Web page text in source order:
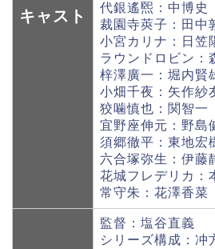
キャスト
代銀遙煕：中博史
裁園寺莢子：田中
小宮カリナ：日笠
ラウンドロビン：
梓澤廣一：堀内賢
小畑千夜：矢作紗
狡噛慎也：関智一
宜野座伸元：野島
須郷徹平：東地宏
六合塚弥生：伊藤
花城フレデリカ：
常守朱：花澤香菜
監督：塩谷直義
シリーズ構成：冲